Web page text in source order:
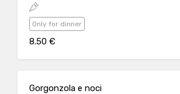
Only for dinner
8.50 €
Gorgonzola e noci